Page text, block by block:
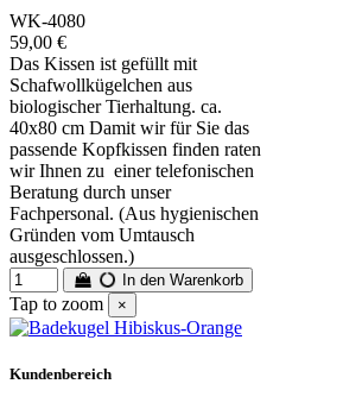
WK-4080
59,00 €
Das Kissen ist gefüllt mit
Schafwollkügelchen aus
biologischer Tierhaltung. ca.
40x80 cm Damit wir für Sie das
passende Kopfkissen finden raten
wir Ihnen zu einer telefonischen
Beratung durch unser
Fachpersonal. (Aus hygienischen
Gründen vom Umtausch
ausgeschlossen.)
In den Warenkorb
Tap to zoom ×
Kundenbereich